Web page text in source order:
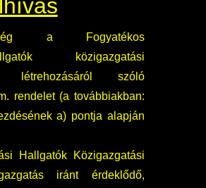
a Fogyatékos
közigazgatási
létrehozásáról szóló
rendelet (a továbbiakban:
a) pontja alapján
Hallgatók Közigazgatási
iránt érdeklődő,